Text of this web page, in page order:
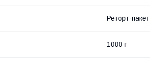
Реторт-пакет
1000 г